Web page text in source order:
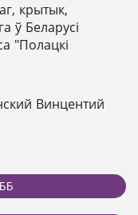
крытык,
ў Беларусі
"Полацкі
Винцентий